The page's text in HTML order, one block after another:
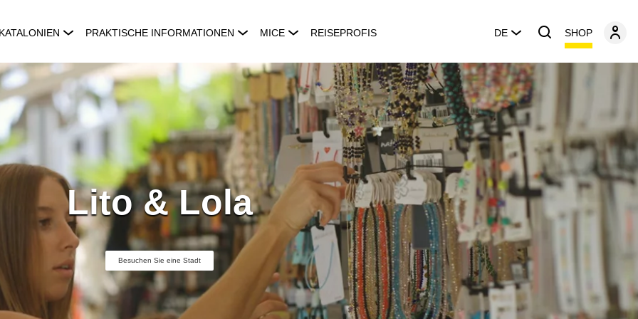
PRAKTISCHE INFORMATIONEN MICE REISEPROFIS DE SHOP
Lito & Lola
Besuchen Sie eine Stadt